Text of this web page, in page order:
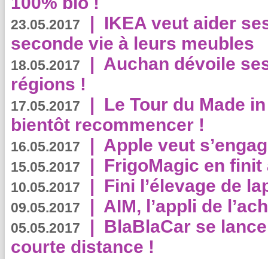
23.05.2017 | IKEA veut aider
seconde vie à leurs meubles
18.05.2017 | Auchan dévoile
régions !
17.05.2017 | Le Tour du Made
bientôt recommencer !
16.05.2017 | Apple veut
15.05.2017 | FrigoMagic en
10.05.2017 | Fini l’élevage de
09.05.2017 | AIM, l’appli de
05.05.2017 | BlaBlaCar se
courte distance !